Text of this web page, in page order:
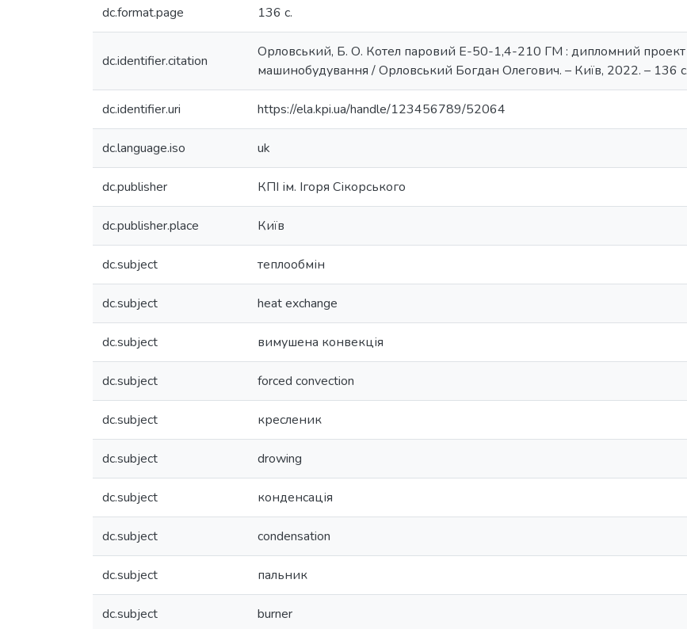
dc.format.page 136 с.
dc.identifier.citation
Орловський, Б. О. Котел паровий Е-50-1,4-210 ГМ : дипломний проект
машинобудування / Орловський Богдан Олегович. – Київ, 2022. – 136 с.
dc.identifier.uri https://ela.kpi.ua/handle/123456789/52064
dc.language.iso uk
dc.publisher КПІ ім. Ігоря Сікорського
dc.publisher.place Київ
dc.subject теплообмін
dc.subject heat exchange
dc.subject вимушена конвекція
dc.subject forced convection
dc.subject кресленик
dc.subject drowing
dc.subject конденсація
dc.subject condensation
dc.subject пальник
dc.subject burner